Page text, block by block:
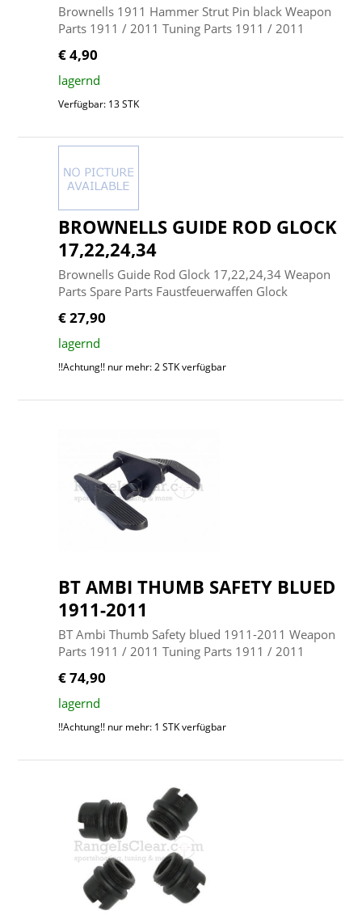
Brownells 1911 Hammer Strut Pin black Weapon
Parts 1911 / 2011 Tuning Parts 1911 / 2011
€ 4,90
lagernd
Verfügbar: 13 STK
BROWNELLS GUIDE ROD GLOCK
17,22,24,34
Brownells Guide Rod Glock 17,22,24,34 Weapon
Parts Spare Parts Faustfeuerwaffen Glock
€ 27,90
lagernd
!!Achtung!! nur mehr: 2 STK verfügbar
BT AMBI THUMB SAFETY BLUED
1911-2011
BT Ambi Thumb Safety blued 1911-2011 Weapon
Parts 1911 / 2011 Tuning Parts 1911 / 2011
€ 74,90
lagernd
!!Achtung!! nur mehr: 1 STK verfügbar